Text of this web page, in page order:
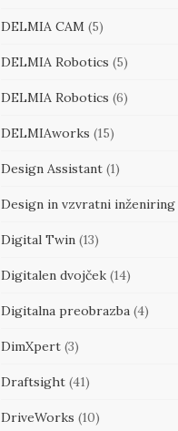
DELMIA CAM(5)
DELMIA Robotics (5)
DELMIA Robotics (6)
DELMIAworks (15)
Design Assistant(1)
Design in vzvratni inženiring
Digital Twin(13)
Digitalen dvojček(14)
Digitalna preobrazba(4)
DimXpert(3)
Draftsight(41)
DriveWorks (10)